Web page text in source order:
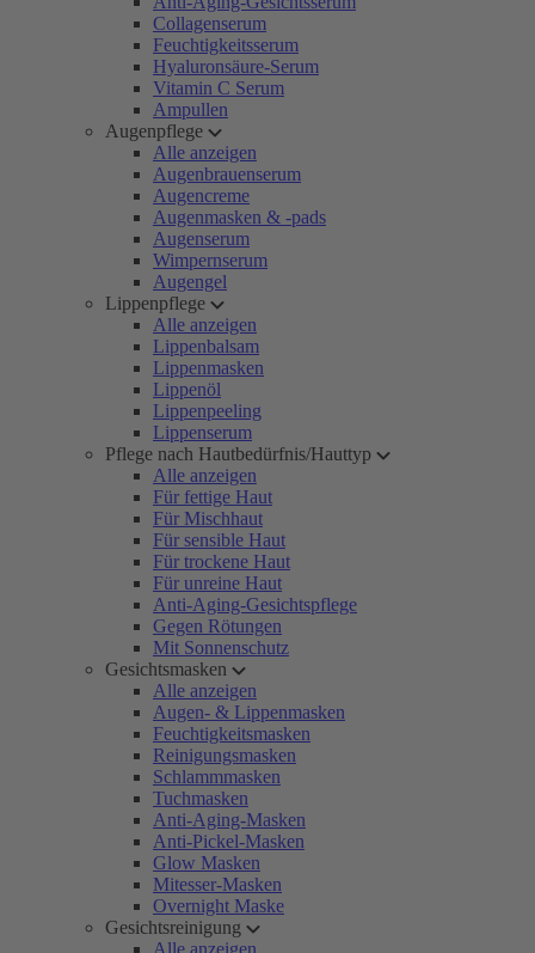
Collagenserum
Feuchtigkeitsserum
Hyaluronsäure-Serum
Vitamin C Serum
Ampullen
Augenpflege
Alle anzeigen
Augenbrauenserum
Augencreme
Augenmasken & -pads
Augenserum
Wimpernserum
Augengel
Lippenpflege
Alle anzeigen
Lippenbalsam
Lippenmasken
Lippenöl
Lippenpeeling
Lippenserum
Pflege nach Hautbedürfnis/Hauttyp
Alle anzeigen
Für fettige Haut
Für Mischhaut
Für sensible Haut
Für trockene Haut
Für unreine Haut
Anti-Aging-Gesichtspflege
Gegen Rötungen
Mit Sonnenschutz
Gesichtsmasken
Alle anzeigen
Augen- & Lippenmasken
Feuchtigkeitsmasken
Reinigungsmasken
Schlammmasken
Tuchmasken
Anti-Aging-Masken
Anti-Pickel-Masken
Glow Masken
Mitesser-Masken
Overnight Maske
Gesichtsreinigung
Alle anzeigen